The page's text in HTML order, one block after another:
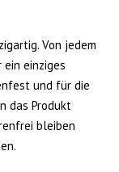
Von jedem
einziges
und für die
das Produkt
bleiben